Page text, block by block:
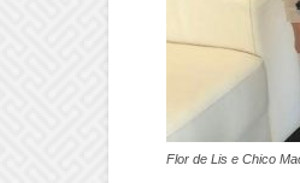
Flor de Lis e Chico